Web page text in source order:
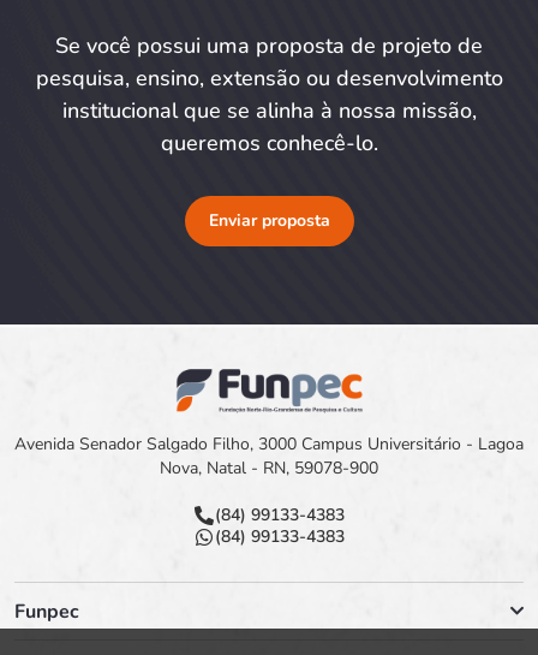
Se você possui uma proposta de projeto de
pesquisa, ensino, extensão ou desenvolvimento
institucional que se alinha à nossa missão,
queremos conhecê-lo.
Enviar proposta
Avenida Senador Salgado Filho, 3000 Campus Universitário - Lagoa
Nova, Natal - RN, 59078-900
(84) 99133-4383
(84) 99133-4383
Funpec